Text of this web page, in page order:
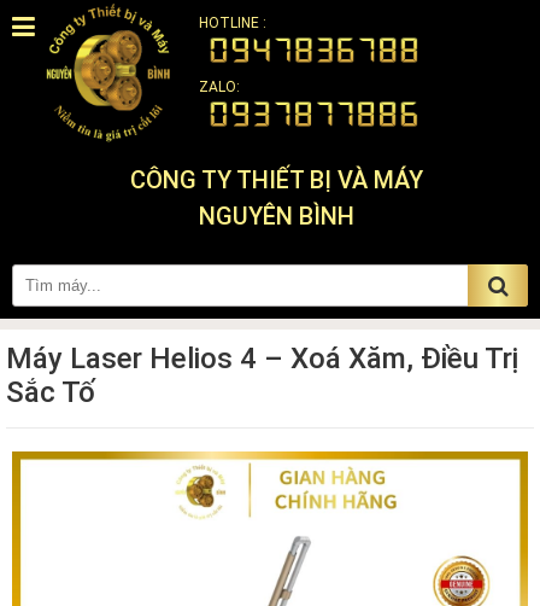
CÔNG TY THIẾT BỊ VÀ MÁY
NGUYÊN BÌNH
HOTLINE :
ZALO:
Máy Laser Helios 4 – Xoá Xăm, Điều Trị
Sắc Tố